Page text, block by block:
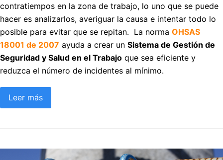
contratiempos en la zona de trabajo, lo uno que se puede
hacer es analizarlos, averiguar la causa e intentar todo lo
posible para evitar que se repitan. La norma OHSAS
18001 de 2007 ayuda a crear un Sistema de Gestión de
Seguridad y Salud en el Trabajo que sea eficiente y
reduzca el número de incidentes al mínimo.
Leer más